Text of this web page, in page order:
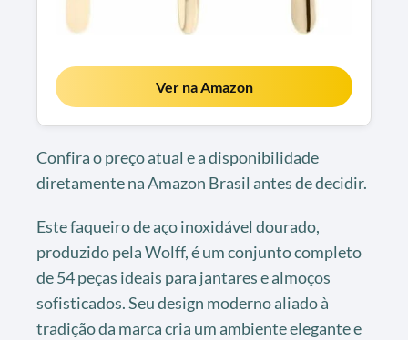
Ver na Amazon
Confira o preço atual e a disponibilidade
diretamente na Amazon Brasil antes de decidir.
Este faqueiro de aço inoxidável dourado,
produzido pela Wolff, é um conjunto completo
de 54 peças ideais para jantares e almoços
sofisticados. Seu design moderno aliado à
tradição da marca cria um ambiente elegante e